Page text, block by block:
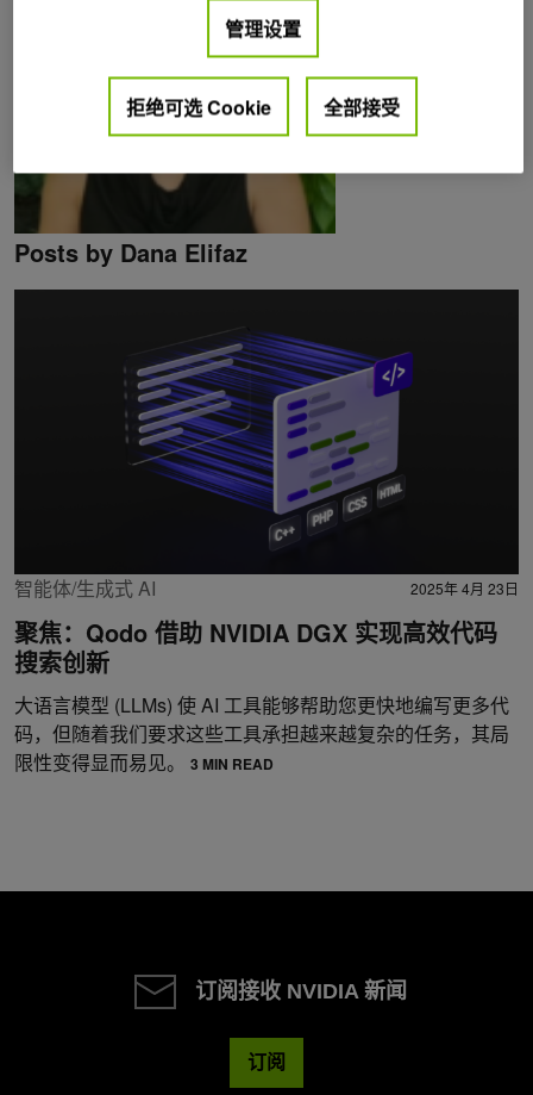
Posts by Dana Elifaz
智能体/生成式 AI 2025年 4月 23日
聚焦：Qodo 借助 NVIDIA DGX 实现高效代码
搜索创新
大语言模型 (LLMs) 使 AI 工具能够帮助您更快地编写更多代
码，但随着我们要求这些工具承担越来越复杂的任务，其局
限性变得显而易见。
3 MIN READ
订阅接收 NVIDIA 新闻
订阅
管理设置
拒绝可选 Cookie 全部接受